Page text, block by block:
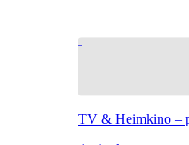
TV & Heimkino –